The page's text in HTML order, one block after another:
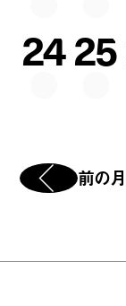
2425
前の月